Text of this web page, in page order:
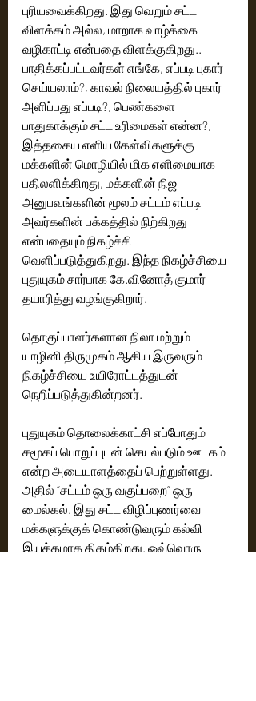
புரியவைக்கிறது. இது வெறும் சட்ட
விளக்கம் அல்ல, மாறாக வாழ்க்கை
வழிகாட்டி என்பதை விளக்குகிறது..
பாதிக்கப்பட்டவர்கள் எங்கே, எப்படி புகார்
செய்யலாம்?, காவல் நிலையத்தில் புகார்
அளிப்பது எப்படி?, பெண்களை
பாதுகாக்கும் சட்ட உரிமைகள் என்ன?,
இத்தகைய எளிய கேள்விகளுக்கு
மக்களின் மொழியில் மிக எளிமையாக
பதிலளிக்கிறது, மக்களின் நிஜ
அனுபவங்களின் மூலம் சட்டம் எப்படி
அவர்களின் பக்கத்தில் நிற்கிறது
என்பதையும் நிகழ்ச்சி
வெளிப்படுத்துகிறது. இந்த நிகழ்ச்சியை
புதுயுகம் சார்பாக கே.வினோத் குமார்
தயாரித்து வழங்குகிறார்.
தொகுப்பாளர்களான நிலா மற்றும்
யாழினி திருமுகம் ஆகிய இருவரும்
நிகழ்ச்சியை உயிரோட்டத்துடன்
நெறிப்படுத்துகின்றனர்.
புதுயுகம் தொலைக்காட்சி எப்போதும்
சமூகப் பொறுப்புடன் செயல்படும் ஊடகம்
என்ற அடையாளத்தைப் பெற்றுள்ளது.
அதில் “சட்டம் ஒரு வகுப்பறை” ஒரு
மைல்கல். இது சட்ட விழிப்புணர்வை
மக்களுக்குக் கொண்டுவரும் கல்வி
இயக்கமாக திகழ்கிறது. ஒவ்வொரு